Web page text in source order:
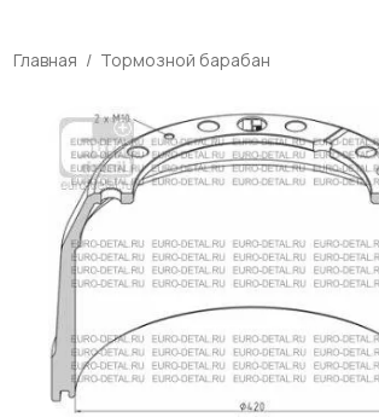
Главная Тормозной барабан